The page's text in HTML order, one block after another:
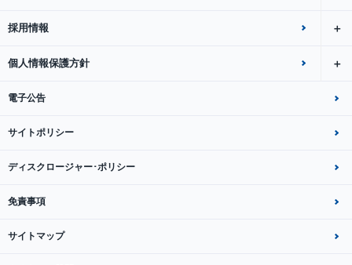
採用情報
個人情報保護方針
電子公告
サイトポリシー
ディスクロージャー･ポリシー
免責事項
サイトマップ